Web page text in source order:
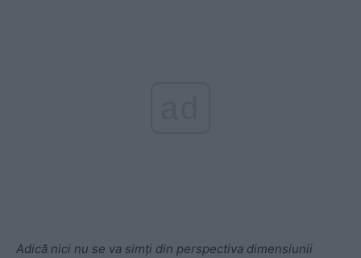
Adică nici nu se va simți din perspectiva dimensiunii